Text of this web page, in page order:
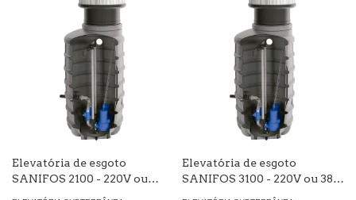
Elevatória de esgoto
SANIFOS 2100 - 220V ou
380V , vazão até 40 m3/h
Elevatória de esgoto
SANIFOS 3100 - 220V ou 380
V, vazão até 40 m3/h, altura